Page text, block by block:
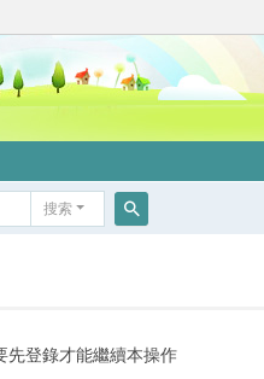
搜索
先登錄才能繼續本操作